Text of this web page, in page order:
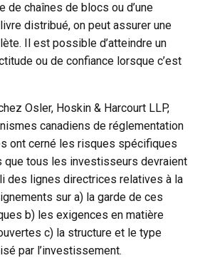
de chaînes de blocs ou d’une
distribué, on peut assurer une
Il est possible d’atteindre un
ou de confiance lorsque c’est
Osler, Hoskin & Harcourt LLP,
canadiens de réglementation
ont cerné les risques spécifiques
que tous les investisseurs devraient
des lignes directrices relatives à la
sur a) la garde de ces
b) les exigences en matière
c) la structure et le type
par l’investissement.